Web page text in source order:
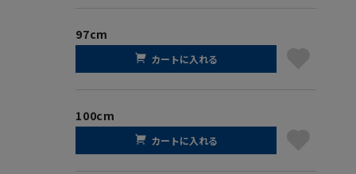
97cm
カートに入れる
100cm
カートに入れる